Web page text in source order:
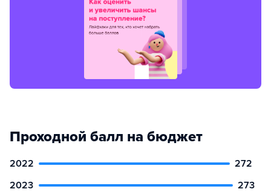
Проходной балл на бюджет
2022
272
2023
273